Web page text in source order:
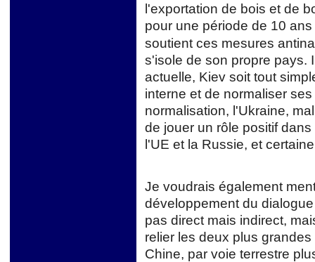
l'exportation de bois et de
pour une période de 10
soutient ces mesures
s'isole de son propre pays.
actuelle, Kiev soit tout
interne et de normaliser
normalisation, l'Ukraine,
de jouer un rôle positif
l'UE et la Russie, et
Je voudrais également
développement du
pas direct mais indirect,
relier les deux plus
Chine, par voie terrestre